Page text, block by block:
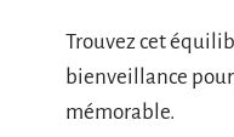
Trouvez cet
bienveillance
mémorable.